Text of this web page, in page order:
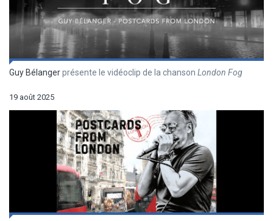
Guy Bélangerprésente le vidéoclip de la chanson London Fog
19 août 2025